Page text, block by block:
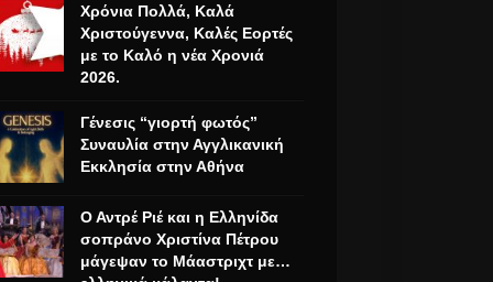
Χρόνια Πολλά, Καλά
Χριστούγεννα, Καλές Εορτές
με το Καλό η νέα Χρονιά
2026.
Γένεσις “γιορτή φωτός”
Συναυλία στην Αγγλικανική
Εκκλησία στην Αθήνα
Ο Αντρέ Ριέ και η Ελληνίδα
σοπράνο Χριστίνα Πέτρου
μάγεψαν το Μάαστριχτ με…